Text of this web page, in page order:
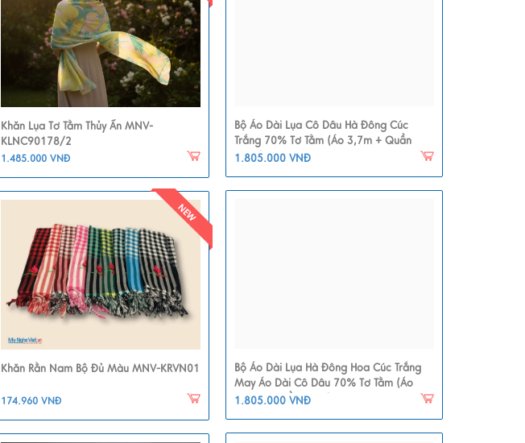
Khăn Lụa Tơ Tằm Thủy Ấn MNV-
KLNC90178/2
1.485.000 VNĐ
Khăn Rằn Nam Bộ Đủ Màu MNV-KRVN01
174.960 VNĐ
Bộ Áo Dài Lụa Cô Dâu Hà Đông Cúc
Trắng 70% Tơ Tằm (Áo 3,7m + Quần
2,3m) MNV-LHD17
1.805.000 VNĐ
Bộ Áo Dài Lụa Hà Đông Hoa Cúc Trắng
May Áo Dài Cô Dâu 70% Tơ Tằm (Áo
3,7m + Quần 2,3m) MNV-LHD17
1.805.000 VNĐ